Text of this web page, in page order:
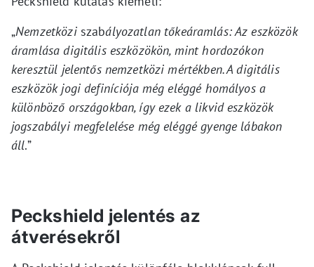
„Nemzetköziszabályozatlan tőkeáramlás: Az eszközök
áramlása digitális eszközökön, mint hordozókon
keresztül jelentős nemzetközi mértékben. A digitális
eszközök jogi definíciója még eléggé homályos a
különböző országokban, így ezek a likvid eszközök
jogszabályi megfelelése még eléggé gyenge lábakon
áll.”
Peckshield jelentés az
átverésekről